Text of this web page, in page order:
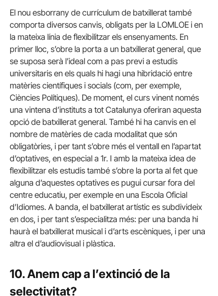
El nou esborrany de currículum de batxillerat també
comporta diversos canvis, obligats per la LOMLOE i en
la mateixa línia de flexibilitzar els ensenyaments. En
primer lloc, s’obre la porta a un batxillerat general, que
se suposa serà l’ideal com a pas previ a estudis
universitaris en els quals hi hagi una hibridació entre
matèries científiques i socials (com, per exemple,
Ciències Polítiques). De moment, el curs vinent només
una vintena d’instituts a tot Catalunya oferiran aquesta
opció de batxillerat general. També hi ha canvis en el
nombre de matèries de cada modalitat que són
obligatòries, i per tant s’obre més el ventall en l’apartat
d’optatives, en especial a 1r. I amb la mateixa idea de
flexibilitzar els estudis també s’obre la porta al fet que
alguna d’aquestes optatives es pugui cursar fora del
centre educatiu, per exemple en una Escola Oficial
d’Idiomes. A banda, el batxillerat artístic es subdivideix
en dos, i per tant s’especialitza més: per una banda hi
haurà el batxillerat musical i d’arts escèniques, i per una
altra el d’audiovisual i plàstica.
10. Anem cap a l’extinció de la
selectivitat?